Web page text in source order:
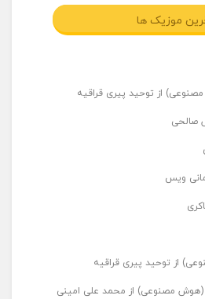
موزیک ها
از توحید پیری قراقیه
صالحی
ویس
از توحید پیری قراقیه
(هوش مصنوعی) از محمد علی امینی